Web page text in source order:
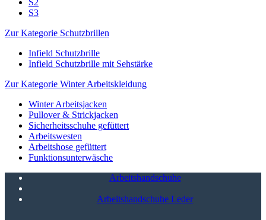
S2
S3
Zur Kategorie Schutzbrillen
Infield Schutzbrille
Infield Schutzbrille mit Sehstärke
Zur Kategorie Winter Arbeitskleidung
Winter Arbeitsjacken
Pullover & Strickjacken
Sicherheitsschuhe gefüttert
Arbeitswesten
Arbeitshose gefüttert
Funktionsunterwäsche
Arbeitshandschuhe
Arbeitshandschuhe Leder